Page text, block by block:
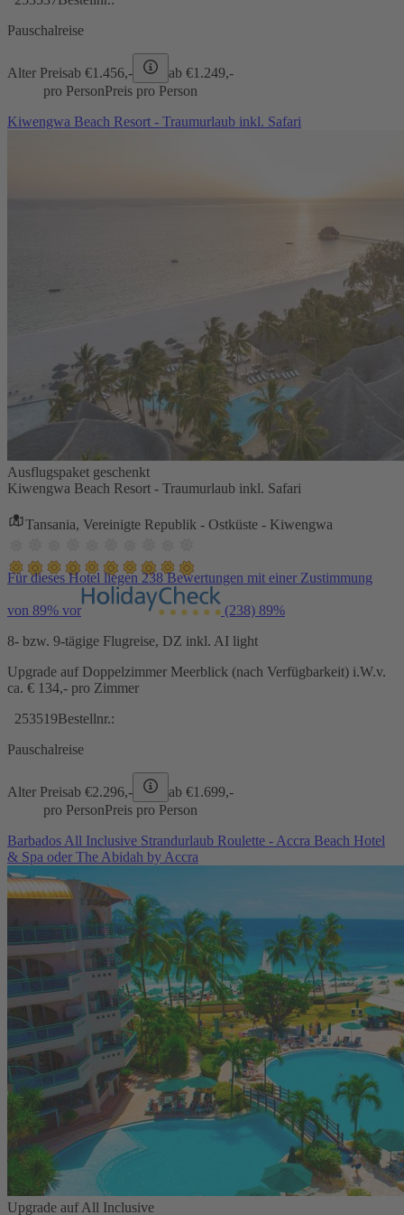
Pauschalreise
Alter Preisab €1.456,- ab €1.249,-
pro PersonPreis pro Person
Kiwengwa Beach Resort - Traumurlaub inkl. Safari
Ausflugspaket geschenkt
Kiwengwa Beach Resort - Traumurlaub inkl. Safari
Tansania, Vereinigte Republik - Ostküste - Kiwengwa
Für dieses Hotel liegen 238 Bewertungen mit einer Zustimmung
von 89% vor (238) 89%
8- bzw. 9-tägige Flugreise, DZ inkl. AI light
Upgrade auf Doppelzimmer Meerblick (nach Verfügbarkeit) i.W.v.
ca. € 134,- pro Zimmer
253519Bestellnr.:
Pauschalreise
Alter Preisab €2.296,- ab €1.699,-
pro PersonPreis pro Person
Barbados All Inclusive Strandurlaub Roulette - Accra Beach Hotel
& Spa oder The Abidah by Accra
Upgrade auf All Inclusive